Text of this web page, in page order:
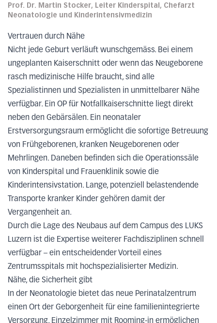
Prof. Dr. Martin Stocker, Leiter Kinderspital, Chefarzt
Neonatologie und Kinderintensivmedizin
Vertrauen durch Nähe
Nicht jede Geburt verläuft wunschgemäss. Bei einem
ungeplanten Kaiserschnitt oder wenn das Neugeborene
rasch medizinische Hilfe braucht, sind alle
Spezialistinnen und Spezialisten in unmittelbarer Nähe
verfügbar. Ein OP für Notfallkaiserschnitte liegt direkt
neben den Gebärsälen. Ein neonataler
Erstversorgungsraum ermöglicht die sofortige Betreuung
von Frühgeborenen, kranken Neugeborenen oder
Mehrlingen. Daneben befinden sich die Operationssäle
von Kinderspital und Frauenklinik sowie die
Kinderintensivstation. Lange, potenziell belastendende
Transporte kranker Kinder gehören damit der
Vergangenheit an.
Durch die Lage des Neubaus auf dem Campus des LUKS
Luzern ist die Expertise weiterer Fachdisziplinen schnell
verfügbar – ein entscheidender Vorteil eines
Zentrumsspitals mit hochspezialisierter Medizin.
Nähe, die Sicherheit gibt
In der Neonatologie bietet das neue Perinatalzentrum
einen Ort der Geborgenheit für eine familienintegrierte
Versorgung. Einzelzimmer mit Rooming-in ermöglichen